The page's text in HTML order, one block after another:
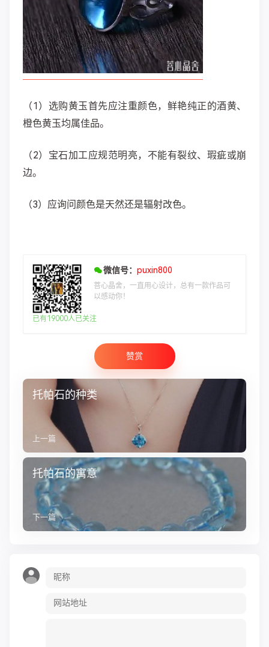
（1）选购黄玉首先应注重颜色，鲜艳纯正的酒黄、
橙色黄玉均属佳品。
（2）宝石加工应规范明亮，不能有裂纹、瑕疵或崩
边。
（3）应询问颜色是天然还是辐射改色。
微信号： puxin800
菩心晶舍，一直用心设计，总有一款作品可
以感动你！
已有19000人已关注
赞赏
托帕石的种类
上一篇
托帕石的寓意
下一篇